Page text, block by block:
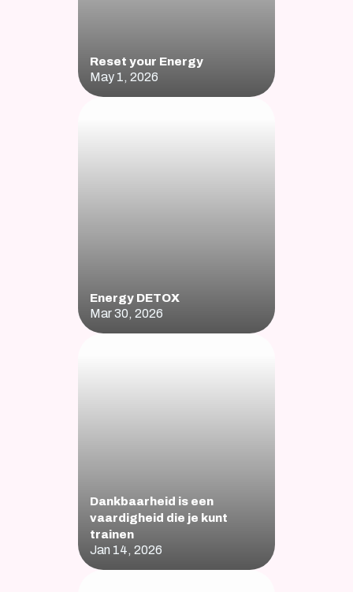
Reset your Energy
May 1, 2026
Energy DETOX
Mar 30, 2026
Dankbaarheid is een
vaardigheid die je kunt
trainen
Jan 14, 2026